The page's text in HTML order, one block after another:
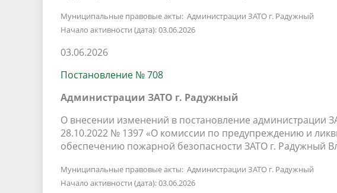
Муниципальные правовые акты: Администрации ЗАТО г. Радужный
Начало активности (дата): 03.06.2026
03.06.2026
Постановление № 708
Администрации ЗАТО г. Радужный
О внесении изменений в постановление администрации
28.10.2022 № 1397 «О комиссии по предупреждению и
обеспечению пожарной безопасности ЗАТО г. Радужный
Муниципальные правовые акты: Администрации ЗАТО г. Радужный
Начало активности (дата): 03.06.2026